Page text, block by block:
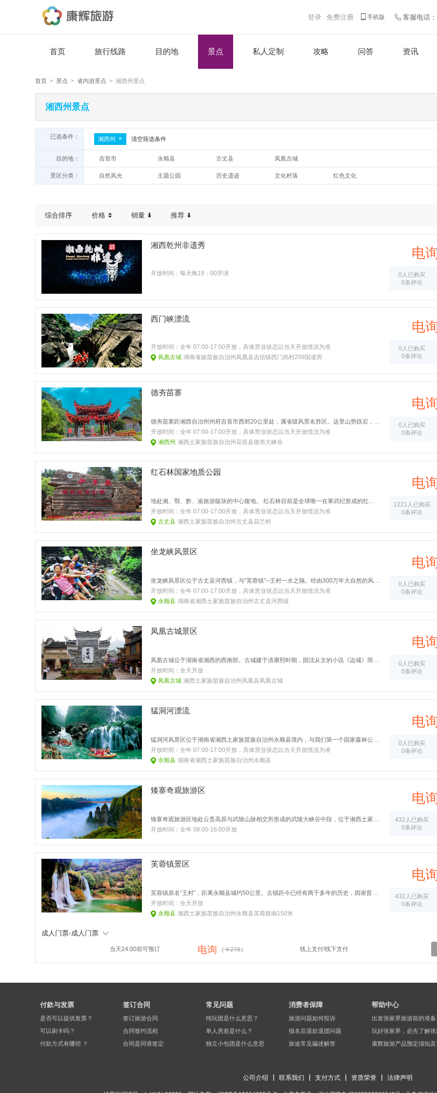
登录 免费注册 手机版 客服电话
首页 旅行线路 目的地 景点 私人定制 攻略 问答 资讯
首页 > 景点 > 省内游景点 > 湘西州景点
湘西州景点
已选条件： 湘西州 清空筛选条件
目的地： 吉首市 永顺县 古丈县 凤凰古城
景区分类： 自然风光 主题公园 历史遗迹 文化村落
红色文化
综合排序 价格 销量 推荐
湘西乾州非遗秀
开放时间： 每天晚19：00开演
电
0人已购买
0条评论
西门峡漂流
开放时间： 全年 07:00-17:00开放，具体营业状态以当天开放情况为准
凤凰古城 湖南省族苗族自治州凤凰县吉信镇西门岗村209国道旁
电
0人已购买
0条评论
德夯苗寨
德夯苗寨距湘西自治州州府吉首市西郊20公里处，属省级风景名胜区。这里山势跌宕，绝壁高耸，峰林重叠，形成了许多断崖、石壁、瀑布、原始森林。
开放时间： 全年 07:00-17:00开放，具体营业状态以当天开放情况为准
湘西州 湘西土家族苗族自治州花垣县德夯大峡谷
电
0人已购买
0条评论
红石林国家地质公园
地处湘、鄂、黔、渝旅游版块的中心腹地。 红石林目前是全球唯一在寒武纪形成的红色碳酸岩石林景区。
开放时间： 全年 07:00-17:00开放，具体营业状态以当天开放情况为准
古丈县 湘西土家族苗族自治州古丈县花兰村
电
1221人已购买
0条评论
坐龙峡风景区
坐龙峡风景区位于古丈县河西镇，与“芙蓉镇”--王村一水之隔。经由300万年大自然的风吹、水蚀而成，一直隐逸于湘西茫茫十万群山之中。它长约3500米，最大高差达300余米；宽处不足丈余，窄处仅容一人通过；谷内绝壁纵叠，溪瀑横悬，崖树斜逸，异草遍坡。
开放时间： 全年 07:00-17:00开放，具体营业状态以当天开放情况为准
永顺县 湖南省湘西土家族苗族自治州古丈县河西镇
电
0人已购买
0条评论
凤凰古城景区
凤凰古城位于湖南省湘西的西南部。古城建于清康熙时期，因沈从文的小说《边城》而闻名于世。 古城依山傍水，沱江穿城而过，红色砂岩砌成的城墙伫立在岸边，南华山衬着清朝年间的城楼。古城里北城门下的河面上，横着一条窄窄的木桥，以石为墩，是当年出城的通道。城内的青石板街道、沱江边的吊脚楼、众多的古建筑以及浓厚的风情，构成了独具一格的湘西韵味，主要景点有沈从文故居、古城博物馆、崇德堂等，值得游览。
开放时间： 全天开放
凤凰古城 湘西土家族苗族自治州凤凰县凤凰古城
电
0人已购买
0条评论
猛洞河漂流
猛洞河风景区位于湖南省湘西土家族苗族自治州永顺县境内，与我们第一个国家森林公园张家界和著名风景区天子山相毗邻，猛洞河奇异峻美的高山峡谷、神奇莫测的飞瀑流泉、玲珑瑰丽的悬崖洞府……都使来这里录幽探胜的游客留念忘返，拍手称绝。他们夸赞猛洞河：“纳三峡之雄伟‘聚张家界之神奇、融漓江之旖旎、怀西湖之温馨”，是一幅奇妙的天然山水画卷。。
开放时间： 全年 07:00-17:00开放，具体营业状态以当天开放情况为准
永顺县 湖南省湘西土家族苗族自治州永顺县
电
0人已购买
0条评论
矮寨奇观旅游区
矮寨奇观旅游区地处云贵高原与武陵山脉相交所形成的武陵大峡谷中段，位于湘西土家族苗族自治州州府吉首市，是张家界--崀山--桂林国家旅游黄金大通道中的核心节点，是德夯国家重点风景名胜区、矮寨国家森林公园、峒河国家湿地公园的重要组成部分，汇集路桥奇观、民俗文化、山川奇景。旅游区距吉首市区19公里，总面积8.1平方公里，包括矮寨大桥、吉斗苗寨、德夯峡谷三个景区，是一个融合观光、体验、科普、休闲为一体的综合性文化旅游区，与周边的张家界、猛洞河、凤凰共同构成湘西的“名山--名水--名桥--名城”黄金旅游线路，是湖南
开放时间： 全年 08:00-16:00开放
电
432人已购买
0条评论
芙蓉镇景区
芙蓉镇原名“王村”，距离永顺县城约50公里。古镇距今已经有两千多年的历史，因谢晋执导，刘晓庆、姜文主演的电影《芙蓉镇》在此取景而出名，此后改名为“芙蓉镇”。
开放时间： 全天开放
永顺县 湘西土家族苗族自治州永顺县芙蓉路南150米
电
432人已购买
0条评论
成人门票-成人门票
当天24:00前可预订 电询 （￥276） 线上支付/线下支付
付款与发票
是否可以提供发票？
可以刷卡吗？
付款方式有哪些 ？
签订合同
签订旅游合同
合同签约流程
合同是同谁签定
常见问题
纯玩团是什么意思？
单人房差是什么？
独立小包团是什么意思
消费者保障
旅游问题如何投诉
报名后退款退团问题
旅途常见骗述解答
帮助中心
出发张家界旅游前的准
玩好张家界，必先了解
康辉旅游产品预定须知
公司介绍 联系我们 支付方式 资质荣誉 法律声明